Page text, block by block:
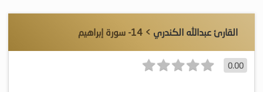
القارئ عبدالله الكندري > 14- سورة إبراهيم
0.00